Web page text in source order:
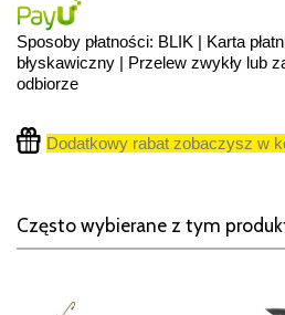
Sposoby płatności: BLIK | Karta
błyskawiczny | Przelew zwykły lub
odbiorze
Dodatkowy rabat zobaczysz w
Często wybierane z tym